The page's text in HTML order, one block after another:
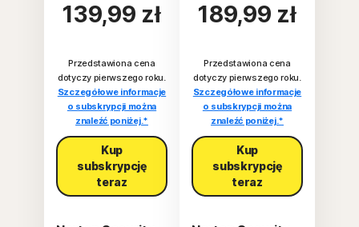
139,99 zł
Przedstawiona cena
dotyczy pierwszego roku.
Szczegółowe informacje
o subskrypcji można
znaleźć poniżej.*
Kup
subskrypcję
teraz
189,99 zł
Przedstawiona cena
dotyczy pierwszego roku.
Szczegółowe informacje
o subskrypcji można
znaleźć poniżej.*
Kup
subskrypcję
teraz